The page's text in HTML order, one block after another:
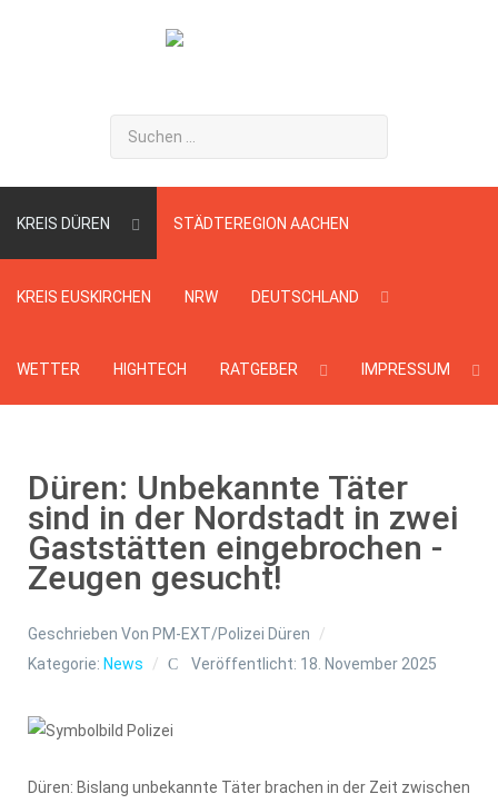
Suchen
...
KREIS DÜREN STÄDTEREGION AACHEN
KREIS EUSKIRCHEN NRW DEUTSCHLAND
WETTER HIGHTECH RATGEBER IMPRESSUM
Düren: Unbekannte Täter
sind in der Nordstadt in zwei
Gaststätten eingebrochen -
Zeugen gesucht!
Geschrieben Von PM-EXT/Polizei Düren
Kategorie: News Veröffentlicht: 18. November 2025
Düren: Bislang unbekannte Täter brachen in der Zeit zwischen